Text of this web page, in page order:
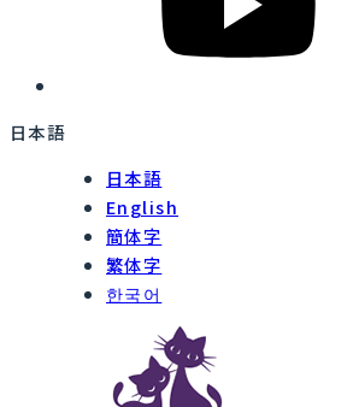
日本語
日本語
English
簡体字
繁体字
한국어